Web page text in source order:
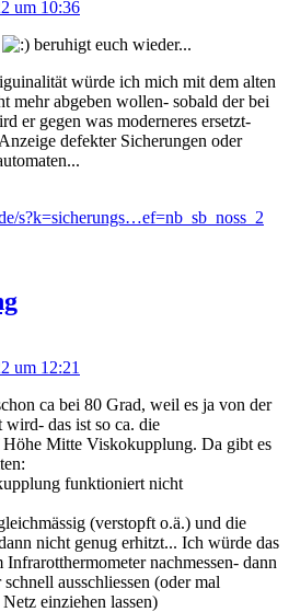
um 10:36
beruhigt euch wieder...
würde ich mich mit dem alten
mehr abgeben wollen- sobald der bei
er gegen was moderneres ersetzt-
defekter Sicherungen oder
s?k=sicherungs…ef=nb_sb_noss_2
um 12:21
ca bei 80 Grad, weil es ja von der
das ist so ca. die
Mitte Viskokupplung. Da gibt es
funktioniert nicht
(verstopft o.ä.) und die
nicht genug erhitzt... Ich würde das
nachmessen- dann
ausschliessen (oder mal
einziehen lassen)